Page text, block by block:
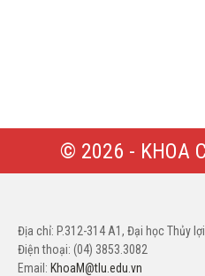
© 2026 -
Địa chỉ: P.312-314 A1, Đại học Thủy
Điện thoại: (04) 3853.3082
Email: KhoaM@tlu.edu.vn